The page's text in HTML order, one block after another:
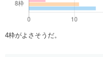
4枠がよさそうだ。